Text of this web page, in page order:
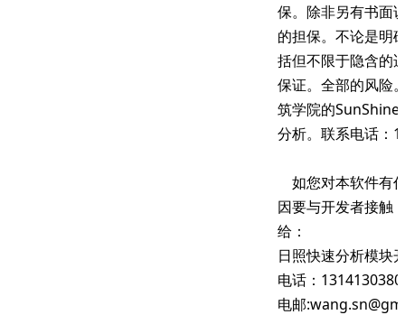
保。除非另有书面
的担保。不论是明
括但不限于隐含的
保证。全部的风险
筑学院的SunShine
分析。联系电话：
如您对本软件有
因要与开发者接触
给：
日照快速分析模块
电话：
电邮